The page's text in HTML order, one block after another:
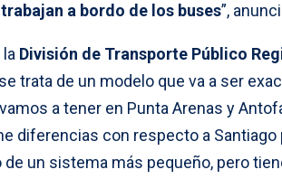
a bordo de los buses”,
División de Transporte Público
trata de un modelo que va a ser
a tener en Punta Arenas y
diferencias con respecto a Santiago
un sistema más pequeño, pero